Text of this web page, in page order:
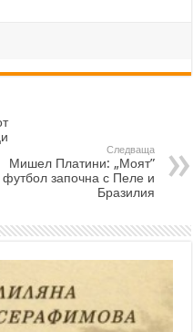
Следваща
Мишел Платини: „Моят”
футбол започна с Пеле и
Бразилия